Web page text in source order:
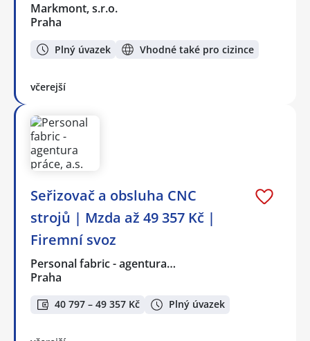
Markmont, s.r.o.
Praha
Plný úvazek Vhodné také pro cizince
včerejší
Seřizovač a obsluha CNC
strojů | Mzda až 49 357 Kč |
Firemní svoz
Personal fabric - agentura…
Praha
40 797 – 49 357 Kč Plný úvazek